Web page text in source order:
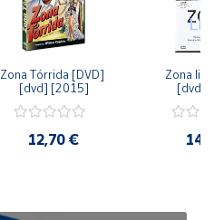
Zona Tórrida [DVD]
[dvd] [2015]
12,70 €
Zona
[dvd]